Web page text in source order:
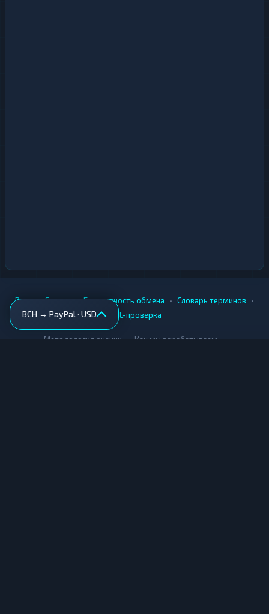
BCH → PayPal · USD
Вики • Города • Безопасность обмена • Словарь терминов •
AML-проверка
Методология оценки Как мы зарабатываем